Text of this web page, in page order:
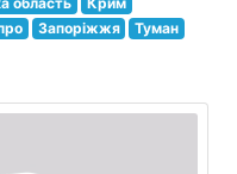
Запоріжжя Туман